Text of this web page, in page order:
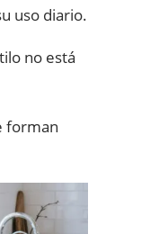
uso diario.
no está
forman